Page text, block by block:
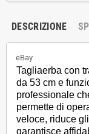
DESCRIZIONE
eBay
Tagliaerba con
da 53 cm e
professionale
permette di
veloce, riduce
garantisce